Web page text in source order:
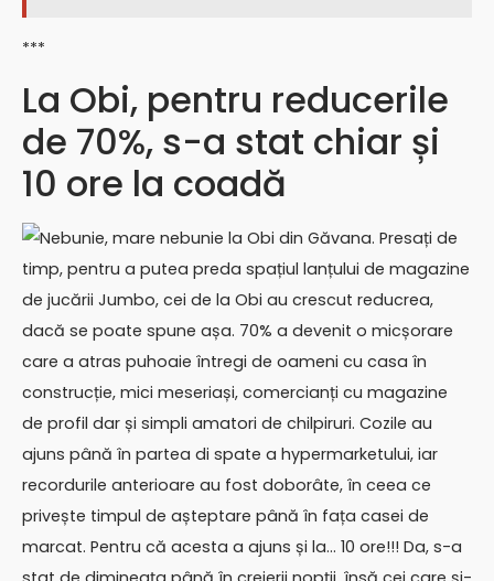
***
La Obi, pentru reducerile
de 70%, s-a stat chiar și
10 ore la coadă
Nebunie, mare nebunie la Obi din Găvana. Presați de
timp, pentru a putea preda spațiul lanțului de magazine
de jucării Jumbo, cei de la Obi au crescut reducrea,
dacă se poate spune așa. 70% a devenit o micșorare
care a atras puhoaie întregi de oameni cu casa în
construcție, mici meseriași, comercianți cu magazine
de profil dar și simpli amatori de chilpiruri. Cozile au
ajuns până în partea di spate a hypermarketului, iar
recordurile anterioare au fost doborâte, în ceea ce
privește timpul de așteptare până în fața casei de
marcat. Pentru că acesta a ajuns și la… 10 ore!!! Da, s-a